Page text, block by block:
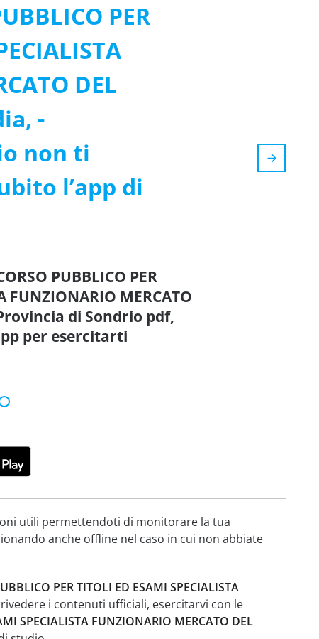
PER
DEL
-
non ti
l’app di
PUBBLICO PER
FUNZIONARIO MERCATO
di Sondrio pdf,
per esercitarti
utili permettendoti di monitorare la tua
anche offline nel caso in cui non abbiate
PER TITOLI ED ESAMI SPECIALISTA
i contenuti ufficiali, esercitarvi con le
SPECIALISTA FUNZIONARIO MERCATO DEL